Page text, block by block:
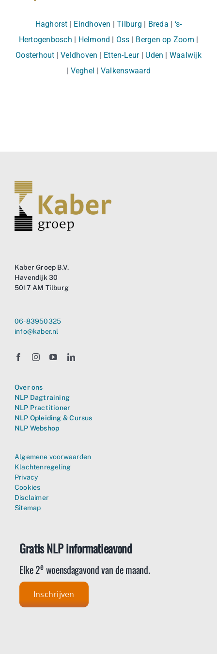
Haghorst | Eindhoven |Tilburg | Breda | ‘s-
Hertogenbosch | Helmond | Oss | Bergen op Zoom |
Oosterhout |Veldhoven | Etten-Leur| Uden | Waalwijk
| Veghel | Valkenswaard
Kaber Groep B.V.
Havendijk 30
5017 AM Tilburg
06-83950325
info@kaber.nl
Over ons
NLP Dagtraining
NLP Practitioner
NLP Opleiding & Cursus
NLP Webshop
Algemene voorwaarden
Klachtenregeling
Privacy
Cookies
Disclaimer
Sitemap
Gratis NLP informatieavond
Elke 2ewoensdagavond van de maand.
Inschrijven